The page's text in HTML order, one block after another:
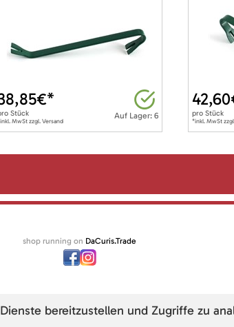
Auf Lager: 6
€*
Stück
MwSt zzgl. Versand
42,60
pro Stück
*inkl. MwSt
shop running on DaCuris.Trade
bereitzustellen und Zugriffe zu